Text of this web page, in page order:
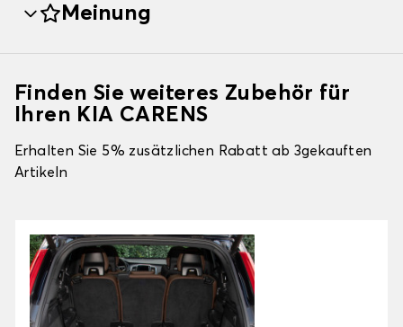
Meinung
Finden Sie weiteres Zubehör für
Ihren KIA CARENS
Erhalten Sie 5% zusätzlichen Rabatt ab 3gekauften
Artikeln